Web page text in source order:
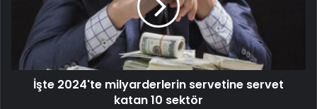
İşte 2024'te milyarderlerin servetine servet
katan 10 sektör